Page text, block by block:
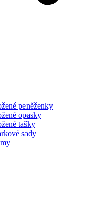
peněženky
opasky
tašky
sady